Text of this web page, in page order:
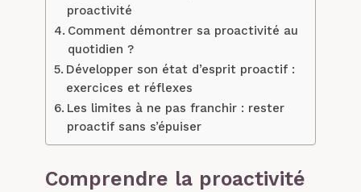
proactivité
Comment démontrer sa proactivité au
quotidien ?
Développer son état d’esprit proactif :
exercices et réflexes
Les limites à ne pas franchir : rester
proactif sans s’épuiser
Comprendre la proactivité